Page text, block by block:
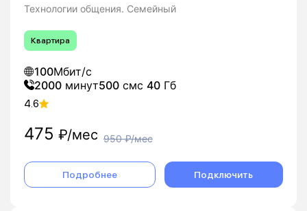
Технологии общения. Семейный
Квартира
100Мбит/с
2000 минут500 смс 40 Гб
4.6
475 ₽/мес 950₽/мес
Подробнее Подключить